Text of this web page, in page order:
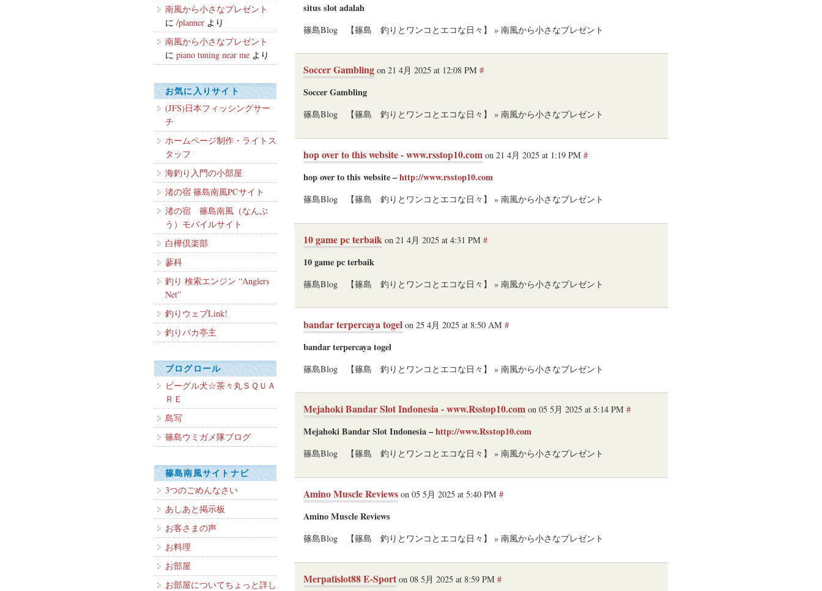
situs slot adalah
篠島Blog 【篠島 釣りとワンコとエコな日々】 » 南風から小さなプレゼント
Soccer Gambling on 21 4月 2025 at 12:08 PM#
Soccer Gambling
篠島Blog 【篠島 釣りとワンコとエコな日々】 » 南風から小さなプレゼント
hop over to this website - www.rsstop10.com on 21 4月 2025 at 1:19 PM#
hop over to this website –http://www.rsstop10.com
篠島Blog 【篠島 釣りとワンコとエコな日々】 » 南風から小さなプレゼント
10 game pc terbaik on 21 4月 2025 at 4:31 PM#
10 game pc terbaik
篠島Blog 【篠島 釣りとワンコとエコな日々】 » 南風から小さなプレゼント
bandar terpercaya togel on 25 4月 2025 at 8:50 AM#
bandar terpercaya togel
篠島Blog 【篠島 釣りとワンコとエコな日々】 » 南風から小さなプレゼント
Mejahoki Bandar Slot Indonesia - www.Rsstop10.com on 05 5月 2025 at 5:14 PM#
Mejahoki Bandar Slot Indonesia –http://www.Rsstop10.com
篠島Blog 【篠島 釣りとワンコとエコな日々】 » 南風から小さなプレゼント
Amino Muscle Reviews on 05 5月 2025 at 5:40 PM#
Amino Muscle Reviews
篠島Blog 【篠島 釣りとワンコとエコな日々】 » 南風から小さなプレゼント
Merpatislot88 E-Sport on 08 5月 2025 at 8:59 PM#
南風から小さなプレゼント
に /planner より
南風から小さなプレゼント
に piano tuning near me より
お気に入りサイト
(JFS)日本フィッシングサー
チ
ホームページ制作・ライトス
タッフ
海釣り入門の小部屋
渚の宿 篠島南風PCサイト
渚の宿 篠島南風（なんぷ
う）モバイルサイト
白樺倶楽部
蓼科
釣り 検索エンジン “Anglers
Net”
釣りウェブLink!
釣りバカ亭主
ブログロール
ビーグル犬☆茶々丸ＳＱＵＡ
ＲＥ
島写
篠島ウミガメ隊ブログ
篠島南風サイトナビ
3つのごめんなさい
あしあと掲示板
お客さまの声
お料理
お部屋
お部屋についてちょっと詳し